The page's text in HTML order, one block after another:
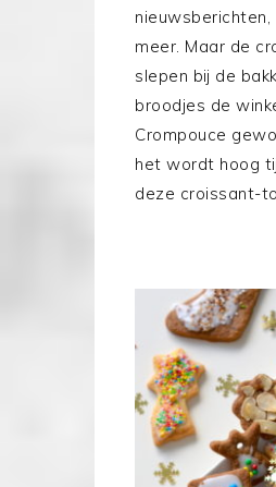
meer. Maar de
slepen bij de
broodjes de
Crompouce
het wordt hoog
deze croissant-